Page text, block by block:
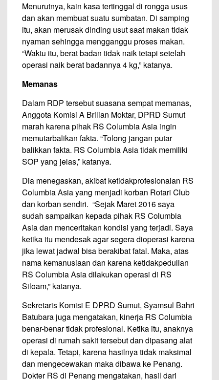
Menurutnya, kain kasa tertinggal di rongga usus
dan akan membuat suatu sumbatan. Di samping
itu, akan merusak dinding usut saat makan tidak
nyaman sehingga mengganggu proses makan.
“Waktu itu, berat badan tidak naik tetapi setelah
operasi naik berat badannya 4 kg,” katanya.
Memanas
Dalam RDP tersebut suasana sempat memanas,
Anggota Komisi A Brilian Moktar, DPRD Sumut
marah karena pihak RS Columbia Asia ingin
memutarbalikan fakta. “Tolong jangan putar
balikkan fakta. RS Columbia Asia tidak memiliki
SOP yang jelas,” katanya.
Dia menegaskan, akibat ketidakprofesionalan RS
Columbia Asia yang menjadi korban Rotari Club
dan korban sendiri. “Sejak Maret 2016 saya
sudah sampaikan kepada pihak RS Columbia
Asia dan menceritakan kondisi yang terjadi. Saya
ketika itu mendesak agar segera dioperasi karena
jika lewat jadwal bisa berakibat fatal. Maka, atas
nama kemanusiaan dan karena ketidakpedulian
RS Columbia Asia dilakukan operasi di RS
Siloam,” katanya.
Sekretaris Komisi E DPRD Sumut, Syamsul Bahri
Batubara juga mengatakan, kinerja RS Columbia
benar-benar tidak profesional. Ketika itu, anaknya
operasi di rumah sakit tersebut dan dipasang alat
di kepala. Tetapi, karena hasilnya tidak maksimal
dan mengecewakan maka dibawa ke Penang.
Dokter RS di Penang mengatakan, hasil dari